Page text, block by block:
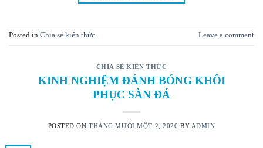
Posted in Chia sẻ kiến thức Leave a comment
CHIA SẺ KIẾN THỨC
KINH NGHIỆM ĐÁNH BÓNG KHÔI
PHỤC SÀN ĐÁ
POSTED ONTHÁNG MƯỜI MỘT 2, 2020 BY ADMIN